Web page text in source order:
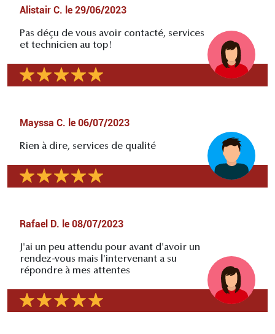
Alistair C. le 29/06/2023
Pas déçu de vous avoir contacté, services
et technicien au top!
Mayssa C. le 06/07/2023
Rien à dire, services de qualité
Rafael D. le 08/07/2023
J'ai un peu attendu pour avant d'avoir un
rendez-vous mais l'intervenant a su
répondre à mes attentes